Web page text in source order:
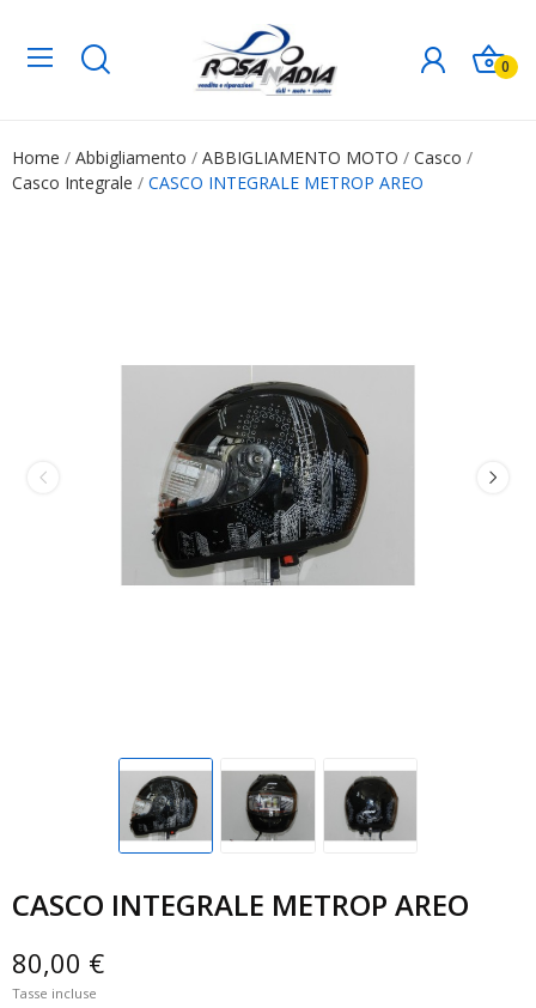
0
Home Abbigliamento ABBIGLIAMENTO MOTO
Casco
Casco Integrale
CASCO INTEGRALE METROP AREO
CASCO INTEGRALE METROP AREO
80,00 €
Tasse incluse